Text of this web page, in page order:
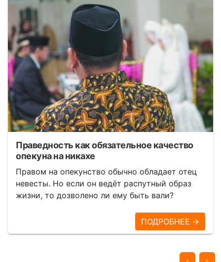
Праведность как обязательное качество
опекуна на никахе
Правом на опекунство обычно обладает отец
невесты. Но если он ведёт распутный образ
жизни, то дозволено ли ему быть вали?
ПОДРОБНЕЕ →